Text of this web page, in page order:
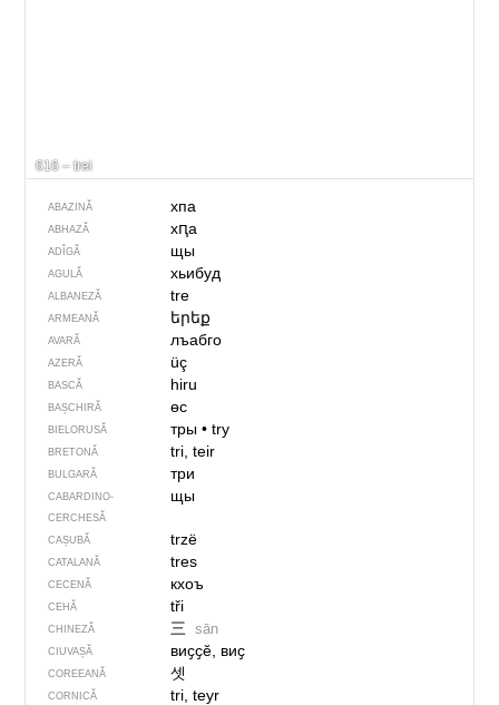
616 – trei
ABAZINĂ хпа
ABHAZĂ хԥа
ADÎGĂ щы
AGULĂ хьибуд
ALBANEZĂ tre
ARMEANĂ երեք
AVARĂ лъабго
AZERĂ üç
BASCĂ hiru
BAȘCHIRĂ өс
BIELORUSĂ тры• try
BRETONĂ tri, teir
BULGARĂ три
CABARDINO-
CERCHESĂ
щы
CAȘUBĂ trzë
CATALANĂ tres
CECENĂ кхоъ
CEHĂ tři
CHINEZĂ 三 sān
CIUVAȘĂ виҫҫӗ, виҫ
COREEANĂ 셋
CORNICĂ tri, teyr